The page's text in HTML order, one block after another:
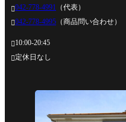
042-778-4991 （代表）
042-778-4995 （商品問い合わせ）
10:00-20:45
定休日なし